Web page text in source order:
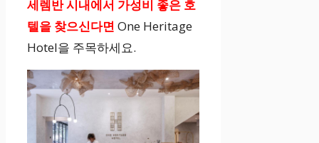
세렘반 시내에서 가성비 좋은 호
텔을 찾으신다면 One Heritage
Hotel을 주목하세요.